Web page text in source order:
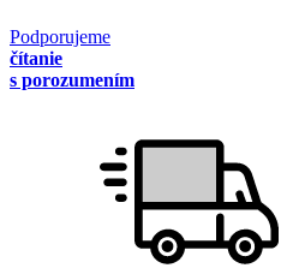
Podporujeme
čítanie
s porozumením